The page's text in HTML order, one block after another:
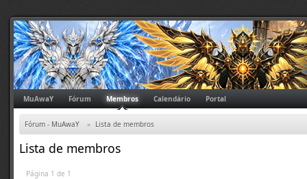
MuAwaY Fórum Membros Calendário Portal
Fórum - MuAwaY » Lista de membros
Lista de membros
Página 1 de 1